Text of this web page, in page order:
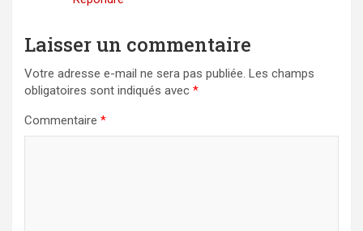
Laisser un commentaire
Votre adresse e-mail ne sera pas publiée. Les champs
obligatoires sont indiqués avec *
Commentaire *